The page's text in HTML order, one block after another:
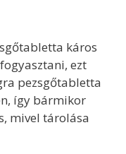
káros
ezt
pezsgőtabletta
így bármikor
mivel tárolása